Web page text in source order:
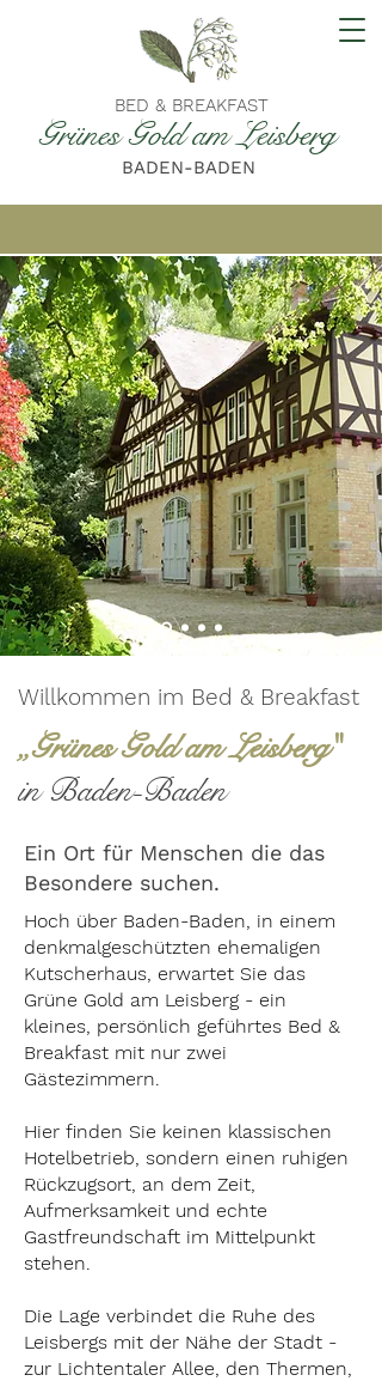
BED & BREAKFAST
Grünes Gold am Leisberg
BADEN-BADEN
Willkommen im Bed & Breakfast
„Grünes Gold am Leisberg"
in Baden-Baden
Ein Ort für Menschen die das
Besondere suchen.
Hoch über Baden-Baden, in einem
denkmalgeschützten ehemaligen
Kutscherhaus, erwartet Sie das
Grüne Gold am Leisberg - ein
kleines, persönlich geführtes Bed &
Breakfast mit nur zwei
Gästezimmern.
Hier finden Sie keinen klassischen
Hotelbetrieb, sondern einen ruhigen
Rückzugsort, an dem Zeit,
Aufmerksamkeit und echte
Gastfreundschaft im Mittelpunkt
stehen.
Die Lage verbindet die Ruhe des
Leisbergs mit der Nähe der Stadt -
zur Lichtentaler Allee, den Thermen,